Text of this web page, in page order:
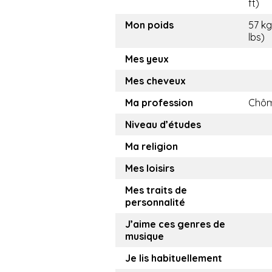
ft)
Mon poids
57
lbs)
Mes yeux
Mes cheveux
Ma profession
Niveau d’études
Ma religion
Mes loisirs
Mes traits de
personnalité
J’aime ces genres de
musique
Je lis habituellement